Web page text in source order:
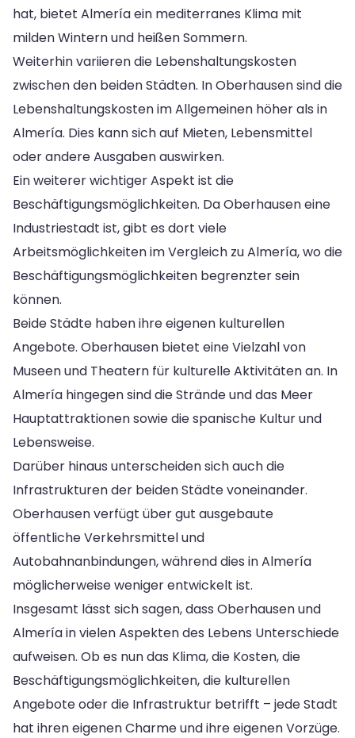
hat, bietet Almería ein mediterranes Klima mit
milden Wintern und heißen Sommern.
Weiterhin variieren die Lebenshaltungskosten
zwischen den beiden Städten. In Oberhausen sind die
Lebenshaltungskosten im Allgemeinen höher als in
Almería. Dies kann sich auf Mieten, Lebensmittel
oder andere Ausgaben auswirken.
Ein weiterer wichtiger Aspekt ist die
Beschäftigungsmöglichkeiten. Da Oberhausen eine
Industriestadt ist, gibt es dort viele
Arbeitsmöglichkeiten im Vergleich zu Almería, wo die
Beschäftigungsmöglichkeiten begrenzter sein
können.
Beide Städte haben ihre eigenen kulturellen
Angebote. Oberhausen bietet eine Vielzahl von
Museen und Theatern für kulturelle Aktivitäten an. In
Almería hingegen sind die Strände und das Meer
Hauptattraktionen sowie die spanische Kultur und
Lebensweise.
Darüber hinaus unterscheiden sich auch die
Infrastrukturen der beiden Städte voneinander.
Oberhausen verfügt über gut ausgebaute
öffentliche Verkehrsmittel und
Autobahnanbindungen, während dies in Almería
möglicherweise weniger entwickelt ist.
Insgesamt lässt sich sagen, dass Oberhausen und
Almería in vielen Aspekten des Lebens Unterschiede
aufweisen. Ob es nun das Klima, die Kosten, die
Beschäftigungsmöglichkeiten, die kulturellen
Angebote oder die Infrastruktur betrifft – jede Stadt
hat ihren eigenen Charme und ihre eigenen Vorzüge.